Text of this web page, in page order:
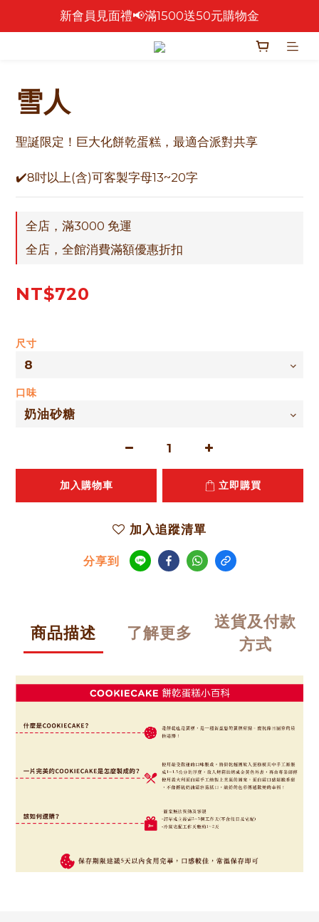
🎉 2026 中秋早鳥優惠中 🎉
新會員見面禮📢滿1500送50元購物金
🎉零售餅乾買4包 送 紅色卡扣鐵盒乙個！🎁
雪人
聖誕限定！巨大化餅乾蛋糕，最適合派對共享
✔️8吋以上(含)可客製字母13~20字
全店，滿3000 免運
全店，全館消費滿額優惠折扣
NT$720
尺寸
口味
加入購物車 立即購買
加入追蹤清單
分享到
商品描述 了解更多
送貨及付款
方式